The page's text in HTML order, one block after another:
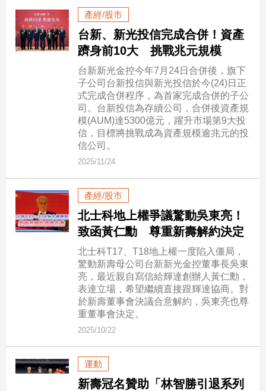
子/
感
情
藝
技/
戲
專
產經/股市
台新、新光投信完成合併！資產
躋身前10大 挑戰兆元規模
台新新光金控今年7月24日合併後，旗下
子公司台新投信與新光投信於今(24)日正
式完成合併程序，為首家完成合併的子公
司。台新投信為存續公司，合併後資產規
模(AUM)達5300億元，躍升市場第9大投
信，目標將挑戰成為資產規模逾兆元的投
信公司。
2025/11/24
產經/股市
北士科地上權爭議驚動吳東亮！
致函黃仁勳 尊重新壽解約決定
北士科T17、T18地上權一度陷入僵局，
驚動新壽母公司台新新光金控董事長吳東
亮，最近親自寫信給輝達創辦人黃仁勳，
表達立場，希望繼續直接跟輝達協商。對
於新壽董事會決議合意解約，吳東亮也尊
重董事會決定。
2025/10/22
運動
新壽冠名贊助「林智勝引退系列